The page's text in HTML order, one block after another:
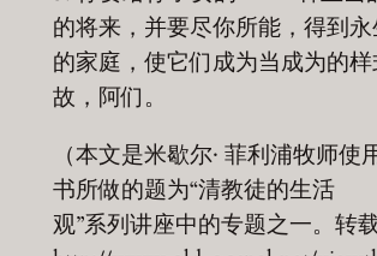
的将来，并要尽你所能，得到
的家庭，使它们成为当成为的
故，阿们。
（本文是米歇尔· 菲利浦牧师使
书所做的题为“清教徒的生活
观”系列讲座中的专题之一。转